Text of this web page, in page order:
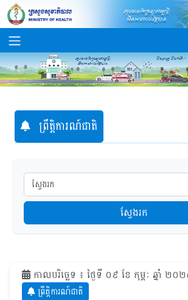
ព្រឹត្តិការណ៍ជាតិ
ស្វែងរក
កាលបរិច្ឆេទ ៖ ថ្ងៃទី ០៩ ខែ កុម្ភៈ ឆ្នាំ ២០
ព្រឹត្តិការណ៍ជាតិ